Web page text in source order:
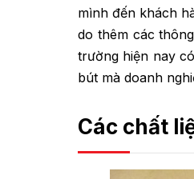
mình đến khách
do thêm các
trường hiện nay
bút mà doanh
Các chất